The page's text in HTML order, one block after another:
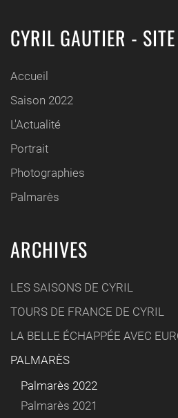
CYRIL GAUTIER -
Accueil
Saison 2022
L'Actualité
Portrait
Photographies
Palmarès
ARCHIVES
LES SAISONS DE CYRIL
TOURS DE FRANCE DE CYRIL
LA BELLE ÉCHAPPÉE AVEC
PALMARÈS
Palmarès 2022
Palmarès 2021